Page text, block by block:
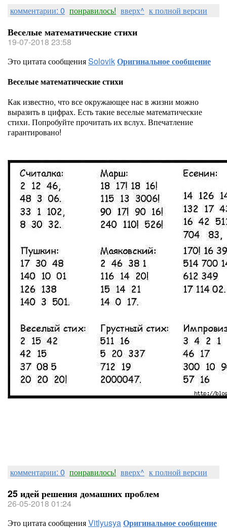
комментарии: 0 понравилось! вверх^ к полной версии
Веселые математические стихи
19-07-2018 23:58
Это цитата сообщенияSolovikОригинальное сообщение
Веселые математические стихи
Как известно, что все окружающее нас в жизни можно
выразить в цифрах. Есть такие веселые математические
стихи. Попробуйте прочитать их вслух. Впечатление
гарантировано!
комментарии: 0 понравилось! вверх^ к полной версии
25 идей решения домашних проблем
26-05-2018 01:24
Это цитата сообщенияVitlyusyaОригинальное сообщение